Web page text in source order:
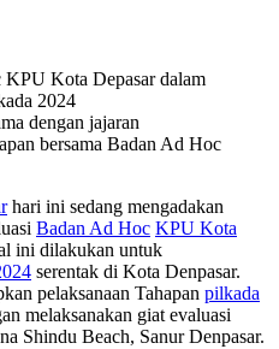
dengan jajaran
bersama Badan Ad Hoc
hari ini sedang mengadakan
Badan Ad Hoc KPU Kota
ini dilakukan untuk
serentak di Kota Denpasar.
pelaksanaan Tahapan pilkada
melaksanakan giat evaluasi
Shindu Beach, Sanur Denpasar.